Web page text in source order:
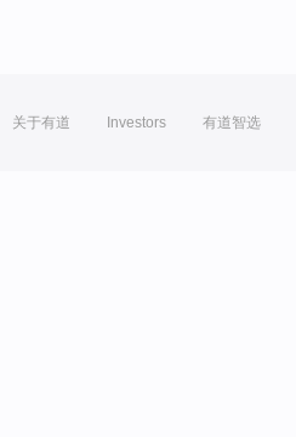
关于有道 Investors 有道智选